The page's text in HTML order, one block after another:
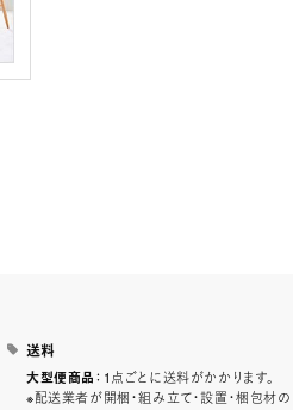
送料
大型便商品 ：1点ごとに送料がかかります。
※配送業者が開梱・組み立て・設置・梱包材